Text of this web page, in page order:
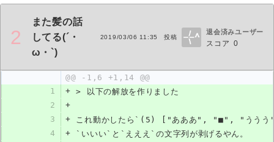
2
また髪の話
してる(´・
ω・`)
2019/03/06 11:35 投稿
退会済みユーザー
スコア 0
@@ -1,6 +1,14 @@
1
+
> 以下の解放を作りました
2
+
3
+
これ動かしたら`(5) ["あああ", "■", "うう
4
+
`いいい`と`えええ`の文字列が剥げるやん。